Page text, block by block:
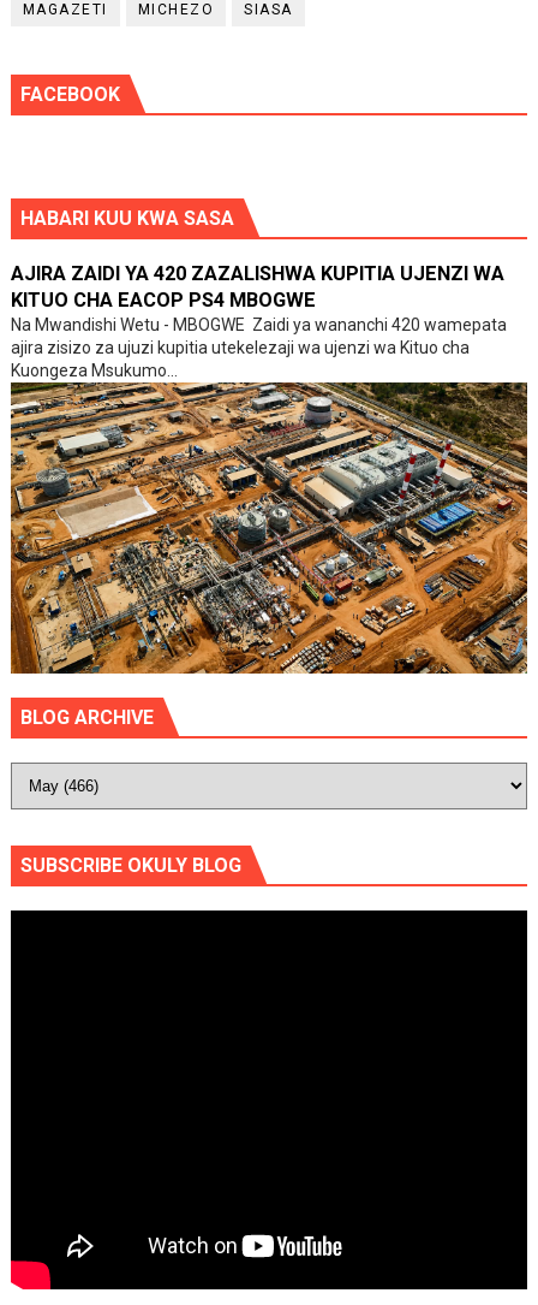
MAGAZETI MICHEZO SIASA
FACEBOOK
HABARI KUU KWA SASA
AJIRA ZAIDI YA 420 ZAZALISHWA KUPITIA UJENZI WA
KITUO CHA EACOP PS4 MBOGWE
Na Mwandishi Wetu - MBOGWE Zaidi ya wananchi 420 wamepata
ajira zisizo za ujuzi kupitia utekelezaji wa ujenzi wa Kituo cha
Kuongeza Msukumo...
BLOG ARCHIVE
SUBSCRIBE OKULY BLOG